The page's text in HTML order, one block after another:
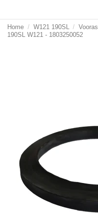
Home W121 190SL Vooras
190SL W121 - 1803250052